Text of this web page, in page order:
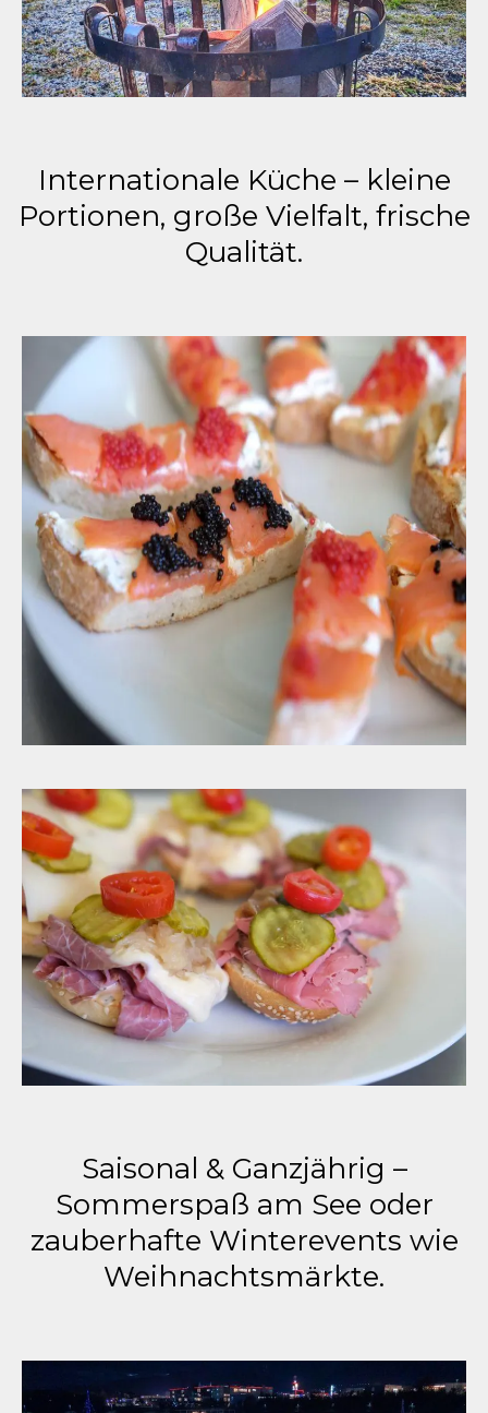
Internationale Küche – kleine
Portionen, große Vielfalt, frische
Qualität.
Saisonal & Ganzjährig –
Sommerspaß am See oder
zauberhafte Winterevents wie
Weihnachtsmärkte.